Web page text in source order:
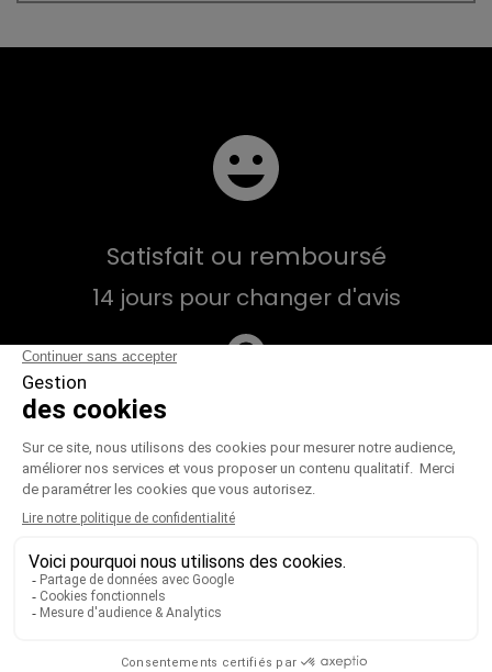
Satisfait ou remboursé
14 jours pour changer d'avis
Paiement sécurisé
CB, VISA, MasterCard
Service client